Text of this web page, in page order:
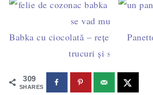
Babka cu ciocolată – rețeta
trucuri și sfaturi utile
309
SHARES